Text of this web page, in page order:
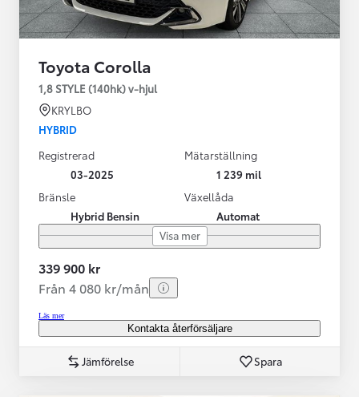
Toyota Corolla
1,8 STYLE (140hk) v-hjul
KRYLBO
HYBRID
Registrerad
03-2025
Mätarställning
1 239 mil
Bränsle
Hybrid Bensin
Växellåda
Automat
Visa mer
339 900 kr
Från 4 080 kr/mån
Läs mer
Kontakta återförsäljare
Jämförelse Spara